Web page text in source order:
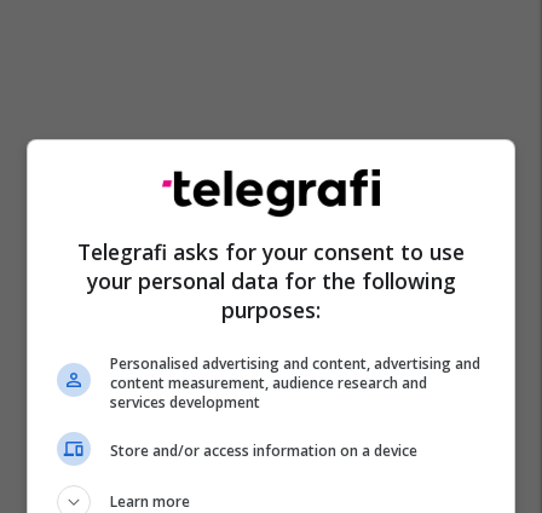
Telegrafi asks for your consent to use
your personal data for the following
purposes:
Personalised advertising and content, advertising and
content measurement, audience research and
services development
Store and/or access information on a device
Learn more